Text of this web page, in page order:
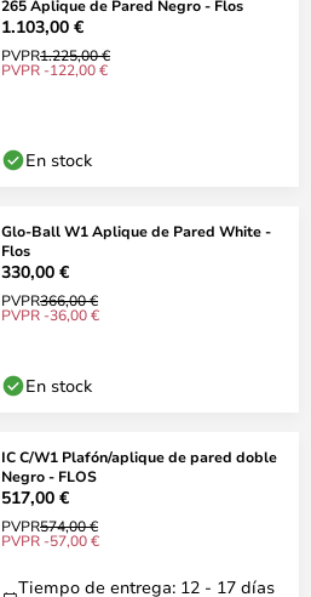
265 Aplique de Pared Negro - Flos
1.103,00 €
PVPR1.225,00 €
PVPR -122,00 €
En stock
Glo-Ball W1 Aplique de Pared White -
Flos
330,00 €
PVPR366,00 €
PVPR -36,00 €
En stock
IC C/W1 Plafón/aplique de pared doble
Negro - FLOS
517,00 €
PVPR574,00 €
PVPR -57,00 €
Tiempo de entrega: 12 - 17 días